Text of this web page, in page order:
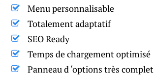
Menu personnalisable
Totalement adaptatif
SEO Ready
Temps de chargement optimisé
Panneau d ‘options très complet